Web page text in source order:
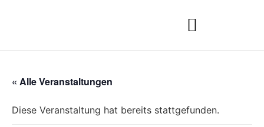
« Alle Veranstaltungen
Diese Veranstaltung hat bereits stattgefunden.